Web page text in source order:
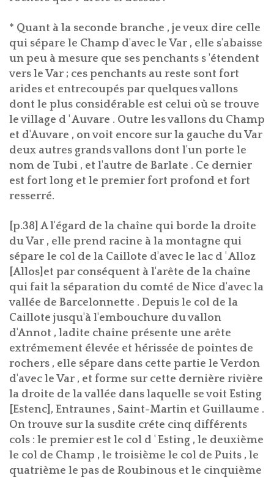
* Quant à la seconde branche , je veux dire celle
qui sépare le Champ d'avec le Var , elle s'abaisse
un peu à mesure que ses penchants s 'étendent
vers le Var ; ces penchants au reste sont fort
arides et entrecoupés par quelques vallons
dont le plus considérable est celui où se trouve
le village d ' Auvare . Outre les vallons du Champ
et d'Auvare , on voit encore sur la gauche du Var
deux autres grands vallons dont l'un porte le
nom de Tubi , et l'autre de Barlate . Ce dernier
est fort long et le premier fort profond et fort
resserré.
[p.38] A l'égard de la chaîne qui borde la droite
du Var , elle prend racine à la montagne qui
sépare le col de la Caillote d'avec le lac d ' Alloz
[Allos]et par conséquent à l'arête de la chaîne
qui fait la séparation du comté de Nice d'avec la
vallée de Barcelonnette . Depuis le col de la
Caillote jusqu'à l'embouchure du vallon
d'Annot , ladite chaîne présente une arête
extrémement élevée et hérissée de pointes de
rochers , elle sépare dans cette partie le Verdon
d'avec le Var , et forme sur cette dernière rivière
la droite de la vallée dans laquelle se voit Esting
[Estenc], Entraunes , Saint-Martin et Guillaume .
On trouve sur la susdite créte cinq différents
cols : le premier est le col d ' Esting , le deuxième
le col de Champ , le troisième le col de Puits , le
quatrième le pas de Roubinous et le cinquième